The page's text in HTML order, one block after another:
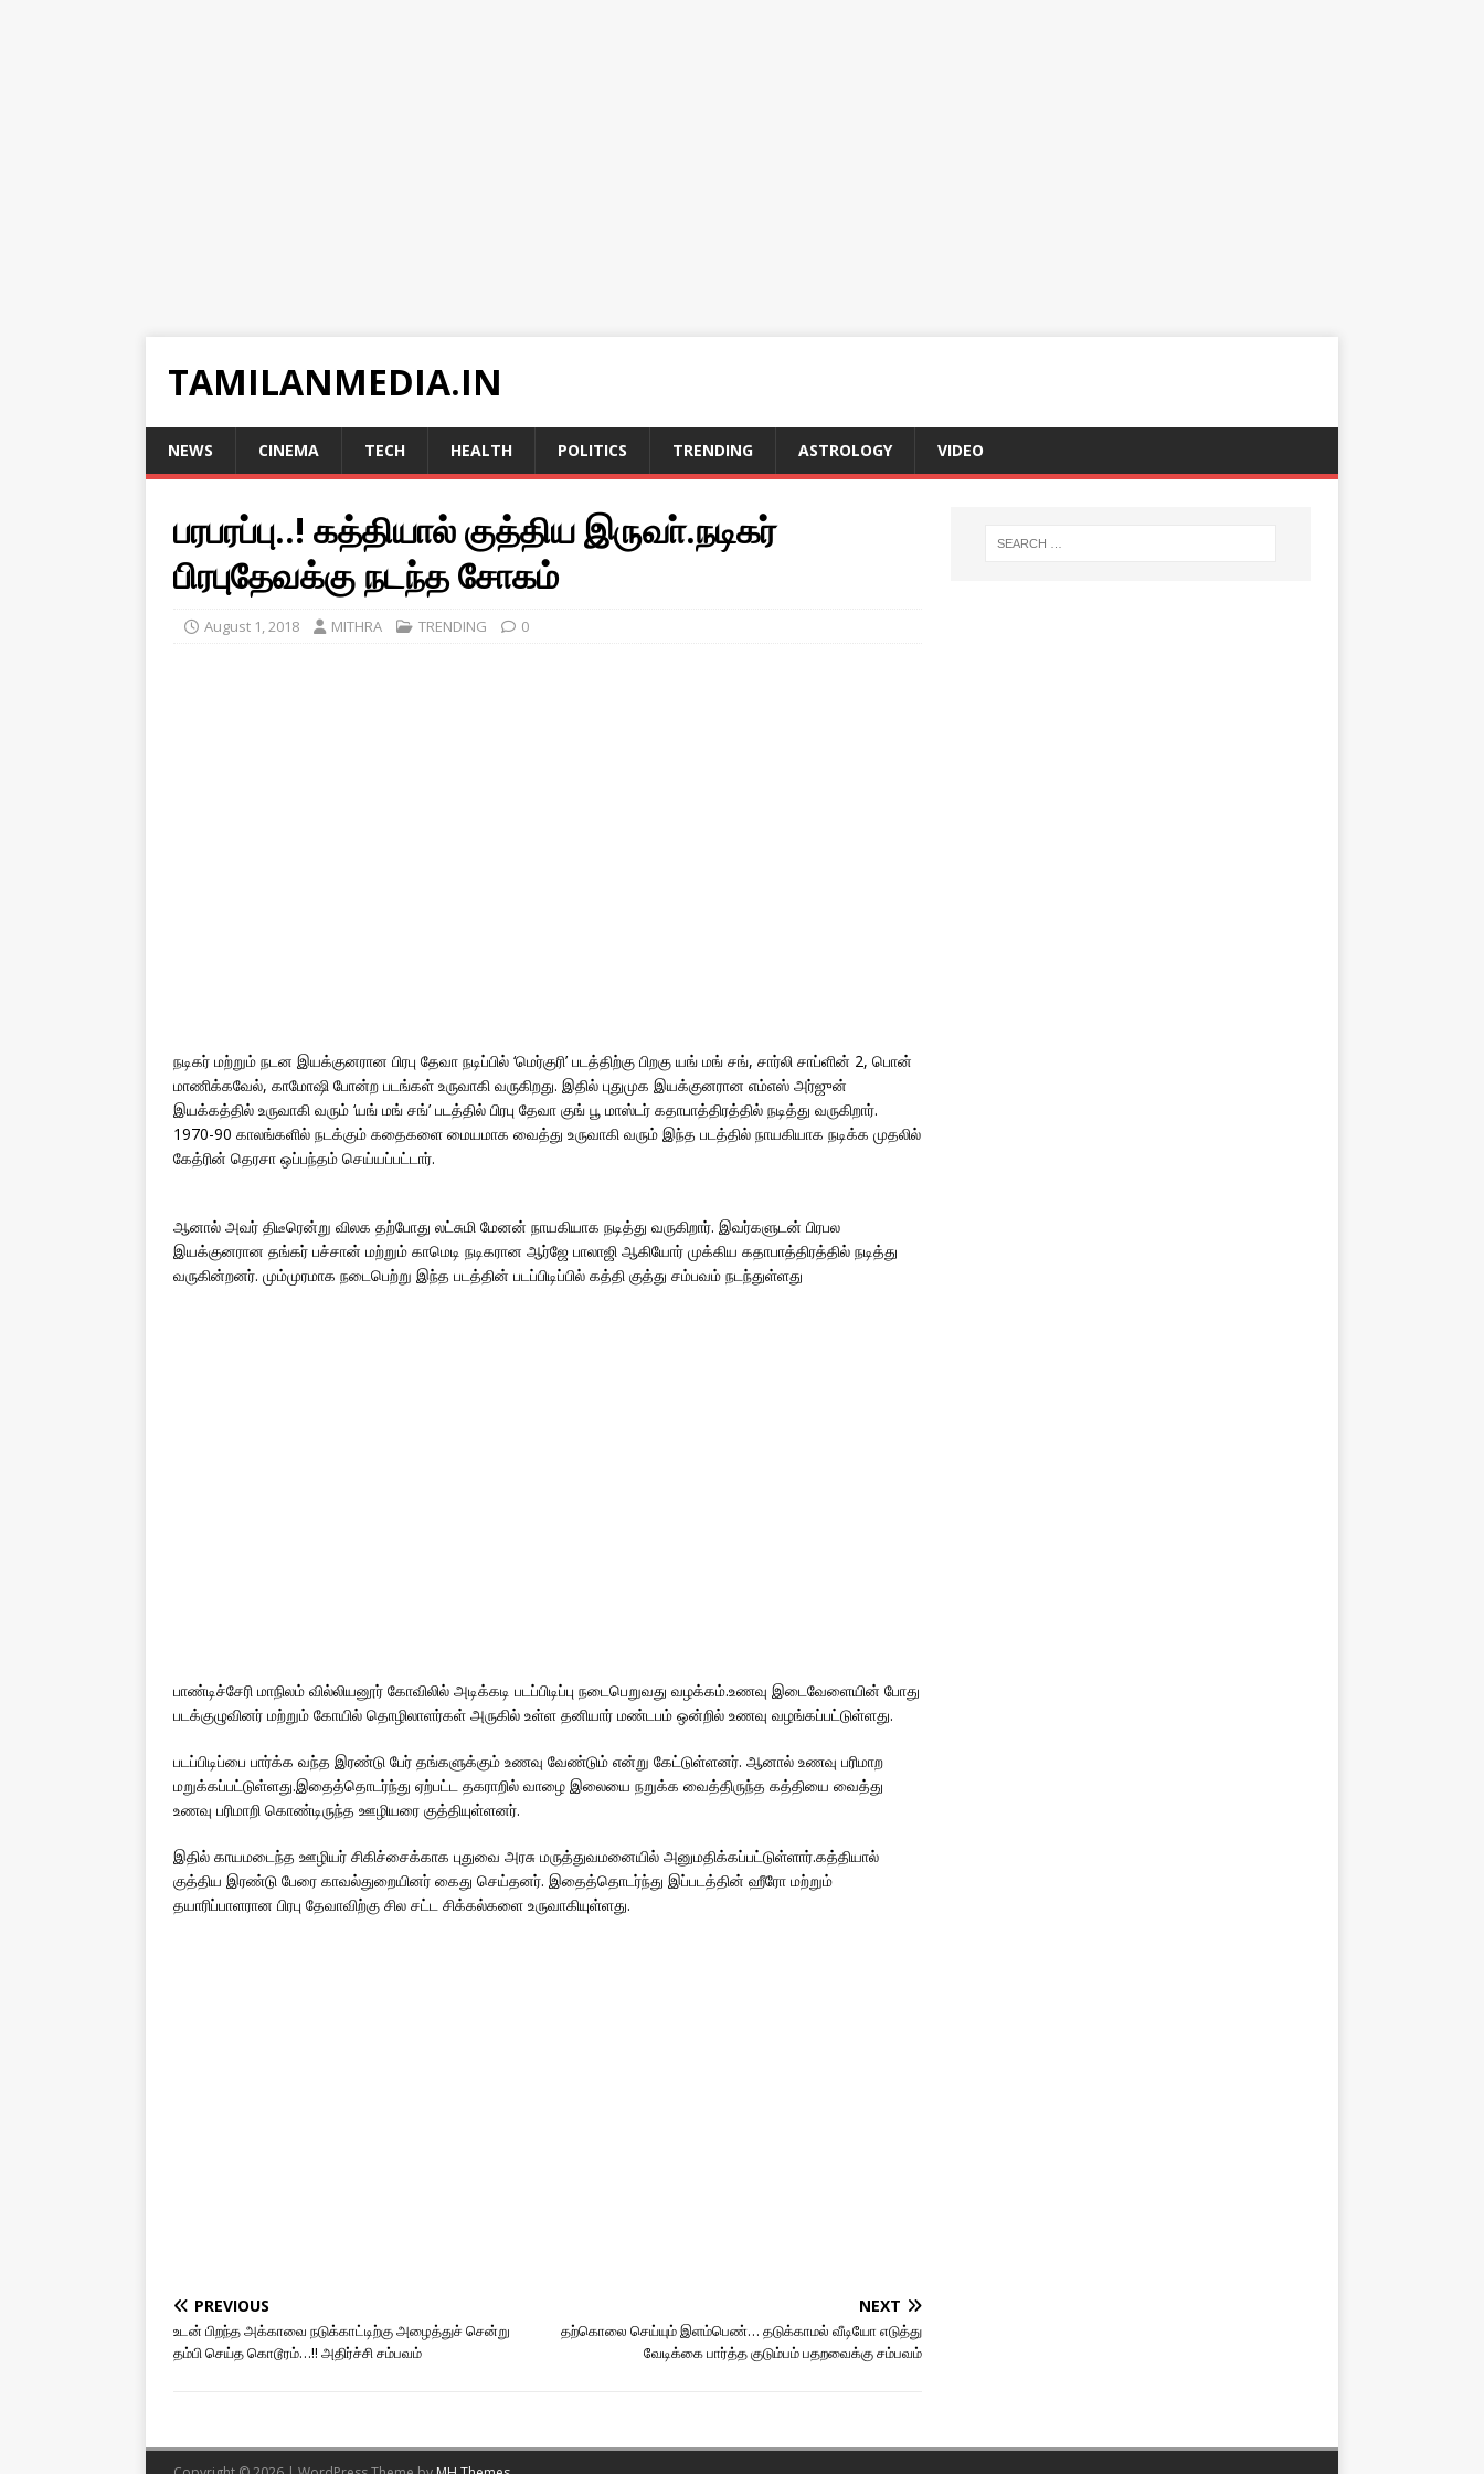
TAMILANMEDIA.IN
NEWS CINEMA TECH HEALTH POLITICS TRENDING ASTROLOGY VIDEO
பரபரப்பு..! கத்தியால் குத்திய இருவா்.நடிகர்
பிரபுதேவக்கு நடந்த சோகம்
August 1, 2018 MITHRA TRENDING 0
நடிகர் மற்றும் நடன இயக்குனரான பிரபு தேவா நடிப்பில் ‘மெர்குரி’ படத்திற்கு பிறகு யங் மங் சங், சார்லி சாப்ளின் 2, பொன்
மாணிக்கவேல், காமோஷி போன்ற படங்கள் உருவாகி வருகிறது. இதில் புதுமுக இயக்குனரான எம்எஸ் அர்ஜுன்
இயக்கத்தில் உருவாகி வரும் ‘யங் மங் சங்’ படத்தில் பிரபு தேவா குங் பூ மாஸ்டர் கதாபாத்திரத்தில் நடித்து வருகிறார்.
1970-90 காலங்களில் நடக்கும் கதைகளை மையமாக வைத்து உருவாகி வரும் இந்த படத்தில் நாயகியாக நடிக்க முதலில்
கேத்ரின் தெரசா ஒப்பந்தம் செய்யப்பட்டார்.
ஆனால் அவர் திடீரென்று விலக தற்போது லட்சுமி மேனன் நாயகியாக நடித்து வருகிறார். இவர்களுடன் பிரபல
இயக்குனரான தங்கர் பச்சான் மற்றும் காமெடி நடிகரான ஆர்ஜே பாலாஜி ஆகியோர் முக்கிய கதாபாத்திரத்தில் நடித்து
வருகின்றனர். மும்முரமாக நடைபெற்று இந்த படத்தின் படப்பிடிப்பில் கத்தி குத்து சம்பவம் நடந்துள்ளது
பாண்டிச்சேரி மாநிலம் வில்லியனூர் கோவிலில் அடிக்கடி படப்பிடிப்பு நடைபெறுவது வழக்கம்.உணவு இடைவேளையின் போது
படக்குழுவினர் மற்றும் கோயில் தொழிலாளர்கள் அருகில் உள்ள தனியார் மண்டபம் ஒன்றில் உணவு வழங்கப்பட்டுள்ளது.
படப்பிடிப்பை பார்க்க வந்த இரண்டு பேர் தங்களுக்கும் உணவு வேண்டும் என்று கேட்டுள்ளனர். ஆனால் உணவு பரிமாற
மறுக்கப்பட்டுள்ளது.இதைத்தொடர்ந்து ஏற்பட்ட தகராறில் வாழை இலையை நறுக்க வைத்திருந்த கத்தியை வைத்து
உணவு பரிமாறி கொண்டிருந்த ஊழியரை குத்தியுள்ளனர்.
இதில் காயமடைந்த ஊழியர் சிகிச்சைக்காக புதுவை அரசு மருத்துவமனையில் அனுமதிக்கப்பட்டுள்ளார்.கத்தியால்
குத்திய இரண்டு பேரை காவல்துறையினர் கைது செய்தனர். இதைத்தொடர்ந்து இப்படத்தின் ஹீரோ மற்றும்
தயாரிப்பாளரான பிரபு தேவாவிற்கு சில சட்ட சிக்கல்களை உருவாகியுள்ளது.
PREVIOUS
உடன் பிறந்த அக்காவை நடுக்காட்டிற்கு அழைத்துச் சென்று
தம்பி செய்த கொடூரம்…!! அதிர்ச்சி சம்பவம்
NEXT
தற்கொலை செய்யும் இளம்பெண்… தடுக்காமல் வீடியோ எடுத்து
வேடிக்கை பார்த்த குடும்பம் பதறவைக்கு சம்பவம்